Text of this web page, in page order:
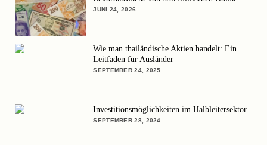
JUNI 24, 2026
Wie man thailändische Aktien handelt: Ein
Leitfaden für Ausländer
SEPTEMBER 24, 2025
Investitionsmöglichkeiten im Halbleitersektor
SEPTEMBER 28, 2024